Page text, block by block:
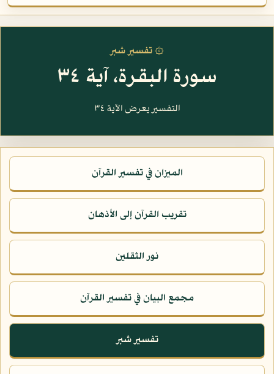
۞ تفسير شبر
سورة البقرة، آية ٣٤
التفسير يعرض الآية ٣٤
الميزان في تفسير القرآن
تقريب القرآن إلى الأذهان
نور الثقلين
مجمع البيان في تفسير القرآن
تفسير شبر